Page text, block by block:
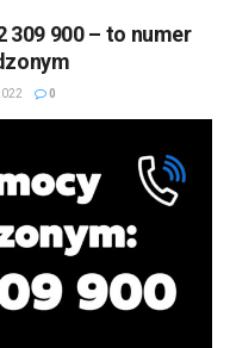
309 900 – to numer
0